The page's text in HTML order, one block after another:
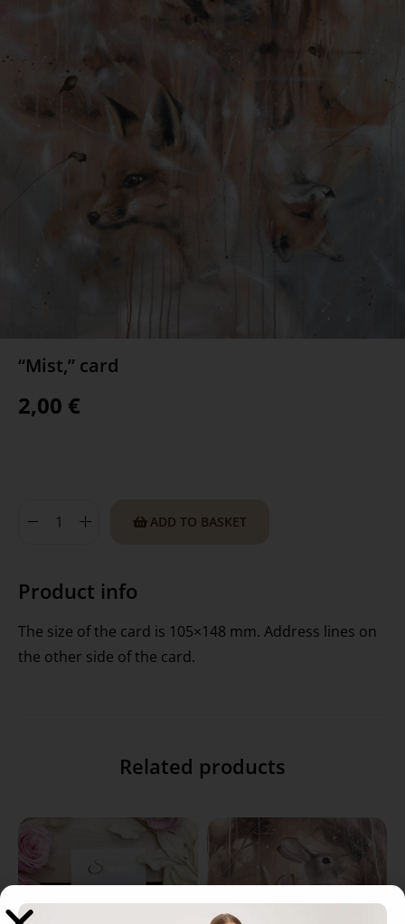
“Mist,” card
2,00 €
ADD TO BASKET
Product info
The size of the card is 105×148 mm. Address lines on
the other side of the card.
Related products